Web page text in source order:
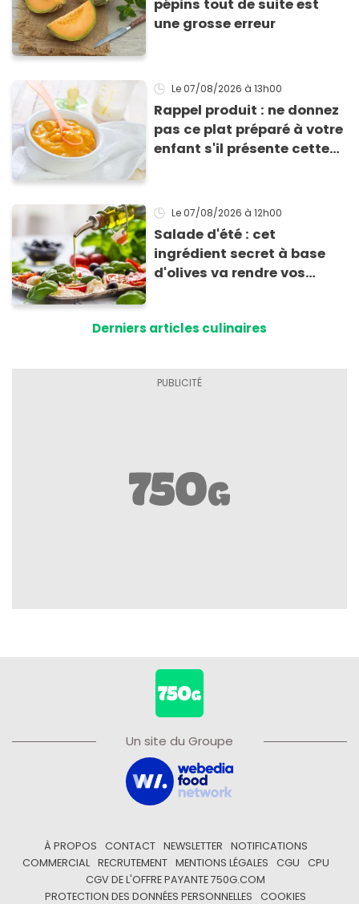
pépins tout de suite est
une grosse erreur
Le 07/08/2026 à 13h00
Rappel produit : ne donnez
pas ce plat préparé à votre
enfant s'il présente cette
Le 07/08/2026 à 12h00
Salade d'été : cet
ingrédient secret à base
d'olives va rendre vos
Derniers articles culinaires
Un site du Groupe
À PROPOS CONTACT NEWSLETTER
NOTIFICATIONS
COMMERCIAL
RECRUTEMENT MENTIONS LÉGALES CGU
CPU
CGV DE L'OFFRE PAYANTE 750G.COM
PROTECTION DES DONNÉES PERSONNELLES
COOKIES